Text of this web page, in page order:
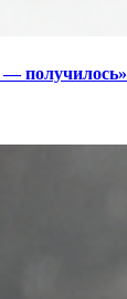
получилось»